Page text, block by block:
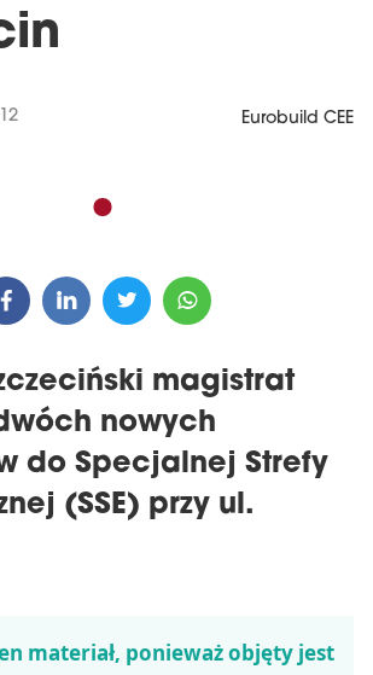
Eurobuild CEE
magistrat
nowych
do Specjalnej Strefy
(SSE) przy ul.
materiał, ponieważ objęty jest